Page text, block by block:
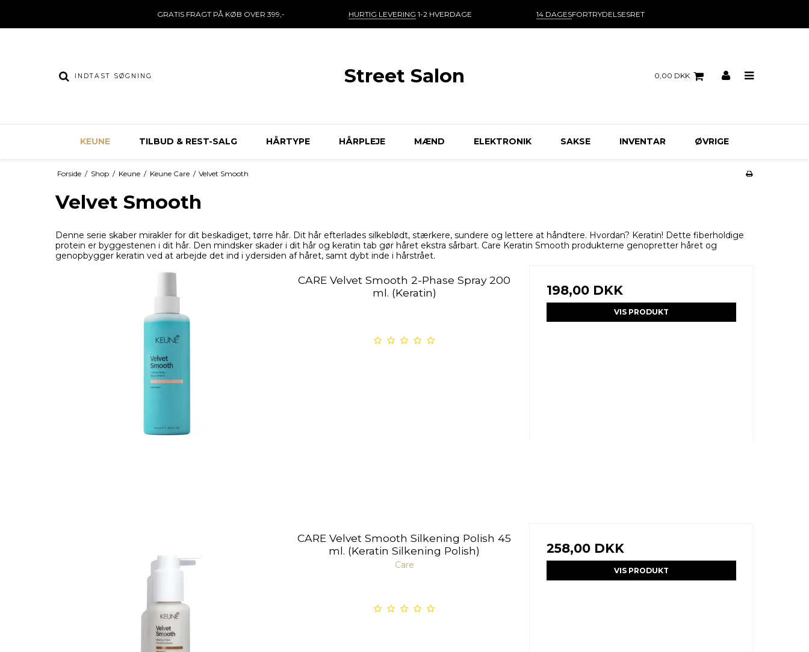
GRATIS FRAGT PÅ KØB OVER 399,- HURTIG LEVERING 1-2 HVERDAGE 14 DAGESFORTRYDELSESRET
Street Salon 0,00 DKK
KEUNE TILBUD & REST-SALG HÅRTYPE HÅRPLEJE MÆND ELEKTRONIK SAKSE INVENTAR ØVRIGE
Forside / Shop / Keune / Keune Care / Velvet Smooth
Velvet Smooth
Denne serie skaber mirakler for dit beskadiget, tørre hår. Dit hår efterlades silkeblødt, stærkere, sundere og lettere at håndtere. Hvordan? Keratin! Dette fiberholdige
protein er byggestenen i dit hår. Den mindsker skader i dit hår og keratin tab gør håret ekstra sårbart. Care Keratin Smooth produkterne genopretter håret og
genopbygger keratin ved at arbejde det ind i ydersiden af håret, samt dybt inde i hårstrået.
CARE Velvet Smooth 2-Phase Spray 200
ml. (Keratin)
198,00 DKK
VIS PRODUKT
CARE Velvet Smooth Silkening Polish 45
ml. (Keratin Silkening Polish)
Care
258,00 DKK
VIS PRODUKT